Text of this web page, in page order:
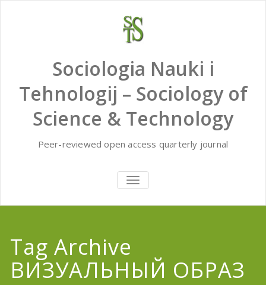
Sociologia Nauki i
Tehnologij – Sociology of
Science & Technology
Peer-reviewed open access quarterly journal
TOGGLE
NAVIGATION
Tag Archive
ВИЗУАЛЬНЫЙ ОБРАЗ